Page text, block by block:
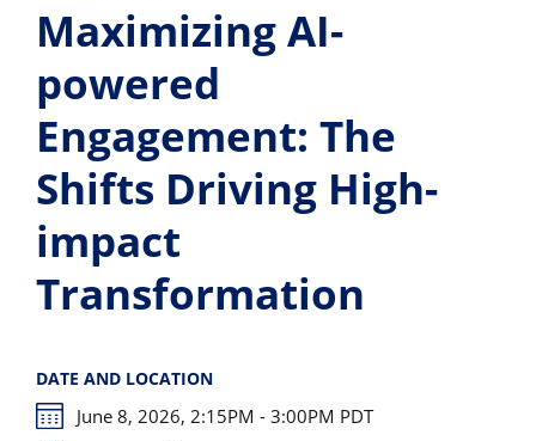
Maximizing AI-
powered
Engagement: The
Shifts Driving High-
impact
Transformation
DATE AND LOCATION
June 8, 2026, 2:15PM - 3:00PM PDT